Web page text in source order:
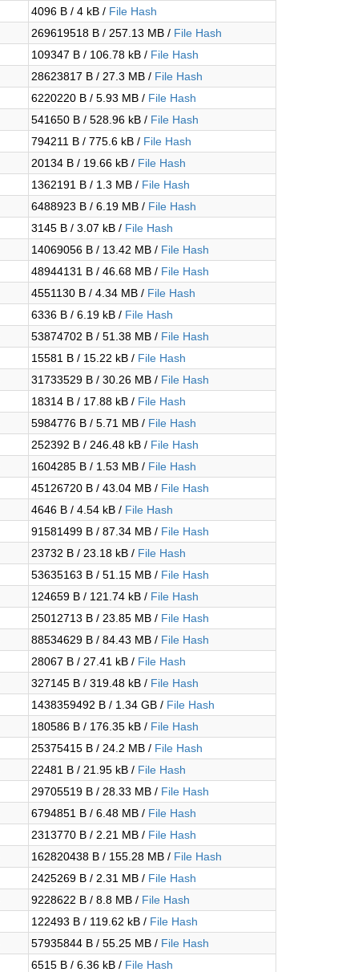
4096 B / 4 kB / File Hash
269619518 B / 257.13 MB / File Hash
109347 B / 106.78 kB / File Hash
28623817 B / 27.3 MB / File Hash
6220220 B / 5.93 MB / File Hash
541650 B / 528.96 kB / File Hash
794211 B / 775.6 kB / File Hash
20134 B / 19.66 kB / File Hash
1362191 B / 1.3 MB / File Hash
6488923 B / 6.19 MB / File Hash
3145 B / 3.07 kB / File Hash
14069056 B / 13.42 MB / File Hash
48944131 B / 46.68 MB / File Hash
4551130 B / 4.34 MB / File Hash
6336 B / 6.19 kB / File Hash
53874702 B / 51.38 MB / File Hash
15581 B / 15.22 kB / File Hash
31733529 B / 30.26 MB / File Hash
18314 B / 17.88 kB / File Hash
5984776 B / 5.71 MB / File Hash
252392 B / 246.48 kB / File Hash
1604285 B / 1.53 MB / File Hash
45126720 B / 43.04 MB / File Hash
4646 B / 4.54 kB / File Hash
91581499 B / 87.34 MB / File Hash
23732 B / 23.18 kB / File Hash
53635163 B / 51.15 MB / File Hash
124659 B / 121.74 kB / File Hash
25012713 B / 23.85 MB / File Hash
88534629 B / 84.43 MB / File Hash
28067 B / 27.41 kB / File Hash
327145 B / 319.48 kB / File Hash
1438359492 B / 1.34 GB / File Hash
180586 B / 176.35 kB / File Hash
25375415 B / 24.2 MB / File Hash
22481 B / 21.95 kB / File Hash
29705519 B / 28.33 MB / File Hash
6794851 B / 6.48 MB / File Hash
2313770 B / 2.21 MB / File Hash
162820438 B / 155.28 MB / File Hash
2425269 B / 2.31 MB / File Hash
9228622 B / 8.8 MB / File Hash
122493 B / 119.62 kB / File Hash
57935844 B / 55.25 MB / File Hash
6515 B / 6.36 kB / File Hash